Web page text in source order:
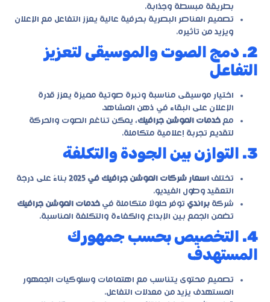
بطريقة مبسطة وجذابة.
تصميم العناصر البصرية بحرفية عالية يعزز التفاعل مع الإعلان
ويزيد من تأثيره.
2. دمج الصوت والموسيقى لتعزيز
التفاعل
اختيار موسيقى مناسبة ونبرة صوتية مميزة يعزز قدرة
الإعلان على البقاء في ذهن المشاهد.
مع خدمات الموشن جرافيك، يمكن تناغم الصوت والحركة
لتقديم تجربة إعلامية متكاملة.
3. التوازن بين الجودة والتكلفة
تختلف اسعار شركات الموشن جرافيك في 2025
بناءً على درجة
التعقيد وطول الفيديو.
شركة براندي توفر حلولًا متكاملة في خدمات الموشن جرافيك
تضمن الجمع بين الإبداع والكفاءة والتكلفة المناسبة.
4. التخصيص بحسب جمهورك
المستهدف
تصميم محتوى يتناسب مع اهتمامات وسلوكيات الجمهور
المستهدف يزيد من معدلات التفاعل.